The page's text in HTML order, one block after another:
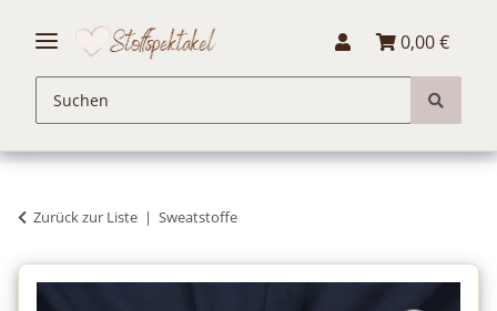
0,00 €
Zurück zur Liste Sweatstoffe